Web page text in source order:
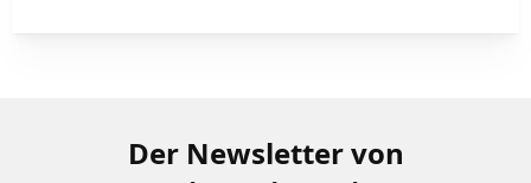
Der Newsletter von